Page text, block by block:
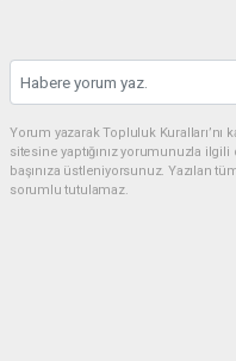
Yorum yazarak Topluluk
sitesine yaptığınız yorumunuzla
başınıza üstleniyorsunuz. Yazılan
sorumlu tutulamaz.